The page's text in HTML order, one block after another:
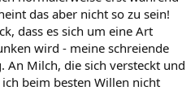
das aber nicht so zu sein!
dass es sich um eine Art
wird - meine schreiende
An Milch, die sich versteckt und
beim besten Willen nicht